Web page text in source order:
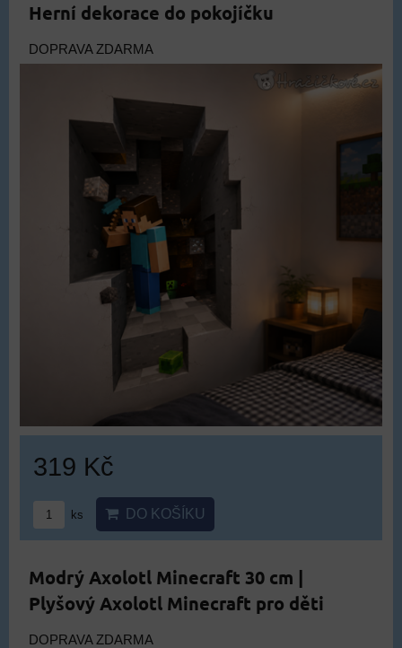
Herní dekorace do pokojíčku
DOPRAVA ZDARMA
319 Kč
ks DO KOŠÍKU
Modrý Axolotl Minecraft 30 cm |
Plyšový Axolotl Minecraft pro děti
DOPRAVA ZDARMA